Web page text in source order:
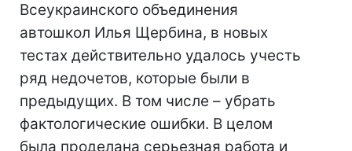
Всеукраинского объединения
автошкол Илья Щербина, в новых
тестах действительно удалось учесть
ряд недочетов, которые были в
предыдущих. В том числе – убрать
фактологические ошибки. В целом
была проделана серьезная работа и